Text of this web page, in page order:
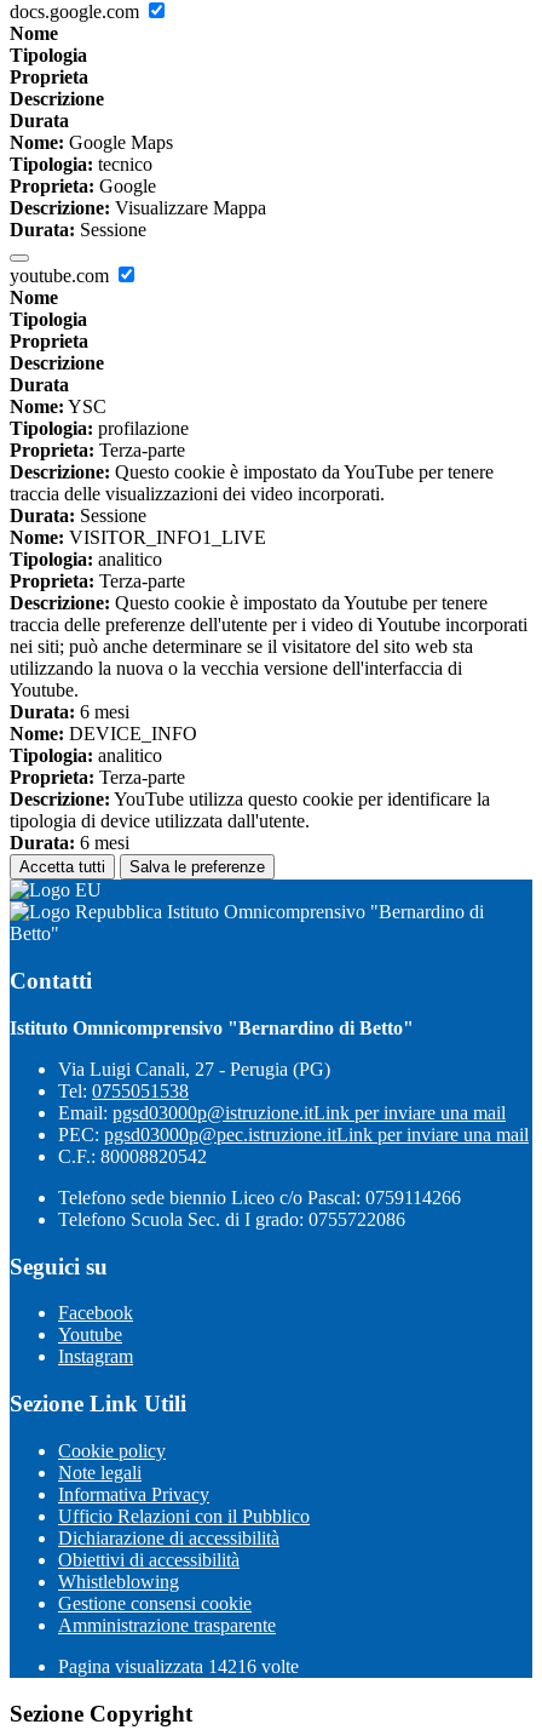
docs.google.com
Nome
Tipologia
Proprieta
Descrizione
Durata
Nome: Google Maps
Tipologia: tecnico
Proprieta: Google
Descrizione: Visualizzare Mappa
Durata: Sessione
youtube.com
Nome
Tipologia
Proprieta
Descrizione
Durata
Nome: YSC
Tipologia: profilazione
Proprieta: Terza-parte
Descrizione: Questo cookie è impostato da YouTube per tenere
traccia delle visualizzazioni dei video incorporati.
Durata: Sessione
Nome: VISITOR_INFO1_LIVE
Tipologia: analitico
Proprieta: Terza-parte
Descrizione: Questo cookie è impostato da Youtube per tenere
traccia delle preferenze dell'utente per i video di Youtube incorporati
nei siti; può anche determinare se il visitatore del sito web sta
utilizzando la nuova o la vecchia versione dell'interfaccia di
Youtube.
Durata: 6 mesi
Nome: DEVICE_INFO
Tipologia: analitico
Proprieta: Terza-parte
Descrizione: YouTube utilizza questo cookie per identificare la
tipologia di device utilizzata dall'utente.
Durata: 6 mesi
Accetta tutti Salva le preferenze
Istituto Omnicomprensivo "Bernardino di
Betto"
Contatti
Istituto Omnicomprensivo "Bernardino di Betto"
Via Luigi Canali, 27 - Perugia (PG)
Tel: 0755051538
Email: pgsd03000p@istruzione.itLink per inviare una mail
PEC: pgsd03000p@pec.istruzione.itLink per inviare una mail
C.F.: 80008820542
Telefono sede biennio Liceo c/o Pascal: 0759114266
Telefono Scuola Sec. di I grado: 0755722086
Seguici su
Facebook
Youtube
Instagram
Sezione Link Utili
Cookie policy
Note legali
Informativa Privacy
Ufficio Relazioni con il Pubblico
Dichiarazione di accessibilità
Obiettivi di accessibilità
Whistleblowing
Gestione consensi cookie
Amministrazione trasparente
Pagina visualizzata 14216 volte
Sezione Copyright